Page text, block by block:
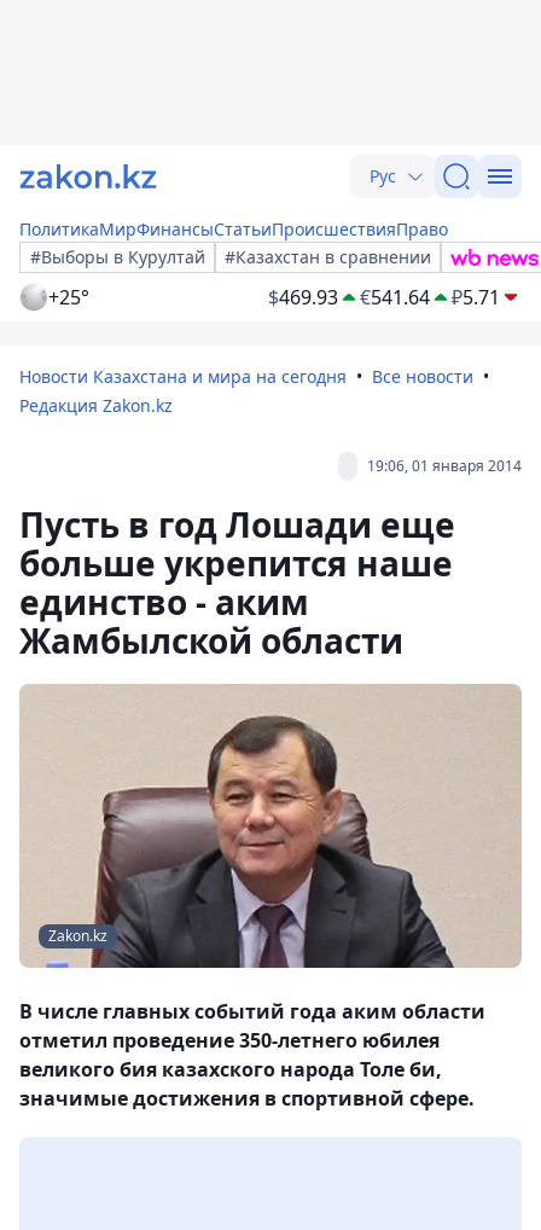
Рус
ПолитикаМирФинансыСтатьиПроисшествияПраво
#Выборы в Курултай
#Казахстан в сравнении
+25° $469.93 €541.64 ₽5.71
Новости Казахстана и мира на сегодня
Все новости
Редакция Zakon.kz
19:06, 01 января 2014
Пусть в год Лошади еще
больше укрепится наше
единство - аким
Жамбылской области
Zakon.kz
В числе главных событий года аким области
отметил проведение 350-летнего юбилея
великого бия казахского народа Толе би,
значимые достижения в спортивной сфере.